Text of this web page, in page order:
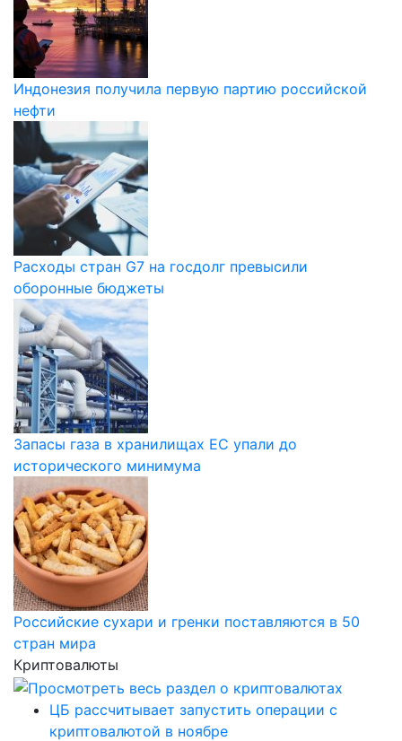
Индонезия получила первую партию российской
нефти
Расходы стран G7 на госдолг превысили
оборонные бюджеты
Запасы газа в хранилищах ЕС упали до
исторического минимума
Российские сухари и гренки поставляются в 50
стран мира
Криптовалюты
ЦБ рассчитывает запустить операции с
криптовалютой в ноябре